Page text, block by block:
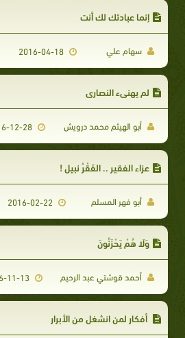
إنما عبادتك لك أنت
سهام علي
لم يهنىء النصارى
أبو الهيثم محمد درويش 2016-12-28
عزاء الفقير .. الفَقْرُ نبيل !
أبو فهر المسلم
وَلَا هُمْ يَحْزَنُونَ
أحمد قوشتي عبد الرحيم 2016-11-13
أفكار لمن انشغل من الأبرار